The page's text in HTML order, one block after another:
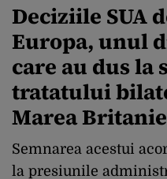
Deciziile SUA
Europa, unul
care au dus la
tratatului
Marea Britanie
Semnarea acestui
la presiunile